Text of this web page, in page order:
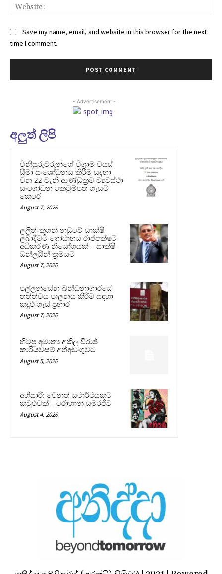
Save my name, email, and website in this browser for the next
time I comment.
- Advertisement -
අලුත් ලිපි
විනිසුරුවරුන්ගේ විශ්‍රාම වයස්
සීමා සංශෝධනය කිරීම සඳහා
වන 22 වැනි ආණ්ඩුක්‍රම ව්‍යවස්ථා
සංශෝධන කෙටුම්පත ගැසට්
කෙරේ
August 7, 2026
ලලිත්-කූගන් නඩුවේ සාක්ෂි
ලබාදීමට ගෝඨාභය රාජපක්ෂට
අධිකරණ නියෝගයක් – සාක්ෂි
ඔන්ලයින් ක්‍රමයට
August 7, 2026
පල්ලන්සේන බන්ධනාගාරයේ
තත්ත්වය පාලනය කිරීම සඳහා
කඳුළු ගෑස් ප්‍රහාර
August 7, 2026
හිටපු අමාත්‍ය අකිල විරාජ්
කාරියවසම් අත්අඩංගුවට
August 5, 2026
අභිසාරී: වෙනත් යථාර්ථයකට
කවුළුවක් – රොහාන් සමරජීව
August 4, 2026